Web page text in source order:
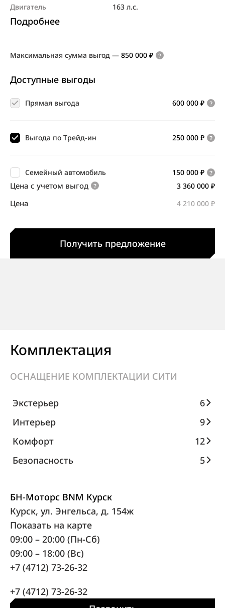
Двигатель
163 л.с.
Подробнее
Максимальная сумма выгод — 850 000 ₽
Доступные выгоды
600 000 ₽
Прямая выгода
250 000 ₽
Выгода по Трейд-ин
150 000 ₽
Семейный автомобиль
Цена с учетом выгод 3 360 000 ₽
Цена 4 210 000 ₽
Получить предложение
Комплектация
ОСНАЩЕНИЕ КОМПЛЕКТАЦИИ СИТИ
Экстерьер
6
Интерьер
9
Комфорт
12
Безопасность
5
БН-Моторс BNM Курск
Курск, ул. Энгельса, д. 154ж
Показать на карте
09:00 – 20:00 (Пн-Сб)
09:00 – 18:00 (Вс)
+7 (4712) 73-26-32
+7 (4712) 73-26-32